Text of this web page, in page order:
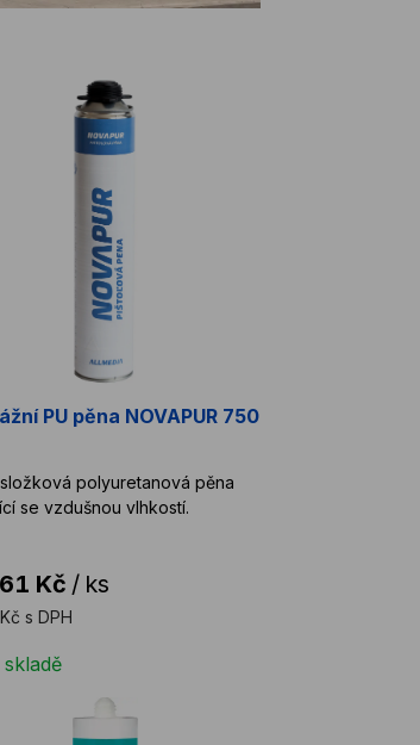
PU pěna NOVAPUR 750 ml
PU pěna NOVAPUR 750
polyuretanová pěna
se vzdušnou vlhkostí.
Kč / ks
s DPH
skladě
na dřevo OTTOSEAL S110 310 ml